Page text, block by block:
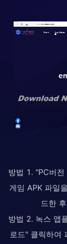
방법 1. "PC버
게임 APK 파일
드한
방법 2. 녹스 앱
로드" 클릭하여